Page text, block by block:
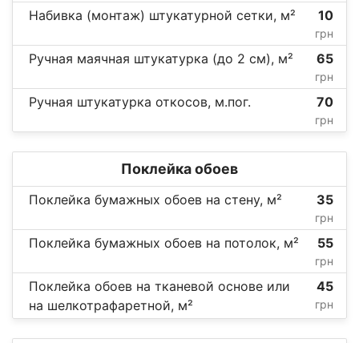
Набивка (монтаж) штукатурной сетки, м² 10
грн
Ручная маячная штукатурка (до 2 см), м² 65
грн
Ручная штукатурка откосов, м.пог. 70
грн
Поклейка обоев
Поклейка бумажных обоев на стену, м² 35
грн
Поклейка бумажных обоев на потолок, м² 55
грн
Поклейка обоев на тканевой основе или
на шелкотрафаретной, м²
45
грн